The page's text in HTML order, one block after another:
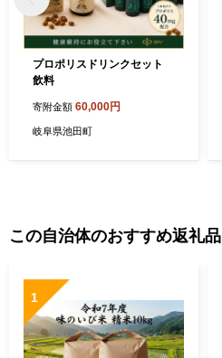
プロポリスドリンクセット
飲料
寄附金額 60,000円
岐阜県池田町
この自治体のおすすめ返礼品
1